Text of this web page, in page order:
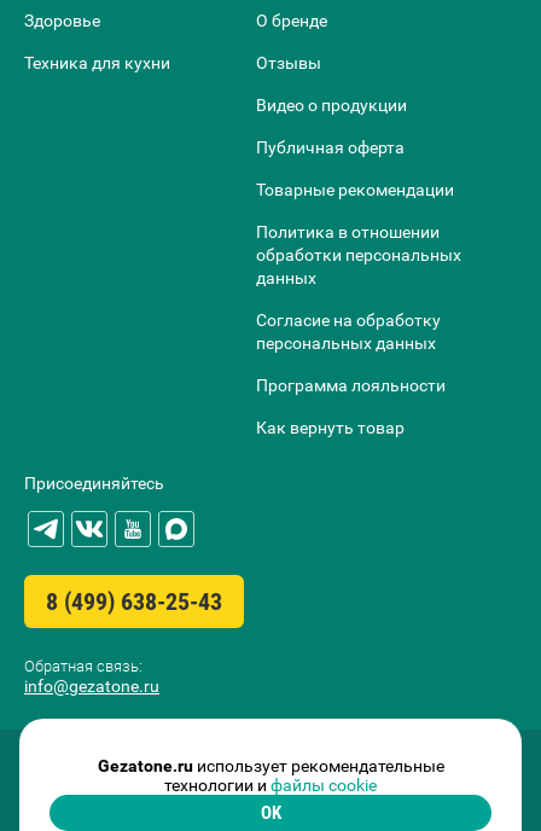
Здоровье
Техника для кухни
О бренде
Отзывы
Видео о продукции
Публичная оферта
Товарные рекомендации
Политика в отношении
обработки персональных
данных
Согласие на обработку
персональных данных
Программа лояльности
Как вернуть товар
Присоединяйтесь
8 (499) 638-25-43
Обратная связь:
info@gezatone.ru
Gezatone.ruиспользует рекомендательные
технологии и файлы cookie
OK